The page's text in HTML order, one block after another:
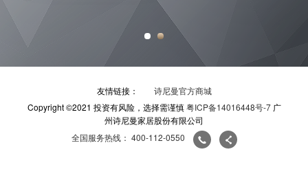
友情链接：
诗尼曼官方商城
Copyright ©2021 投资有风险，选择需谨慎粤ICP备14016448号-7广
州诗尼曼家居股份有限公司
全国服务热线： 400-112-0550